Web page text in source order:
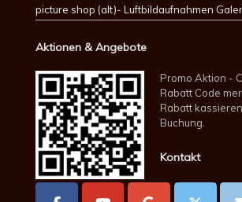
picture shop (alt)- Luftbildaufnahmen
Aktionen & Angebote
Promo Aktion -
Rabatt Code
Rabatt
Buchung.
Kontakt